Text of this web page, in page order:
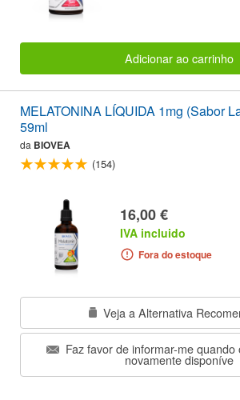
Adicionar ao carrinho
MELATONINA LÍQUIDA 1mg (Sabor
59ml
da BIOVEA
(154)
16,00 €
IVA incluido
Fora do estoque
Veja a Alternativa
Faz favor de informar-me
novamente disponíve